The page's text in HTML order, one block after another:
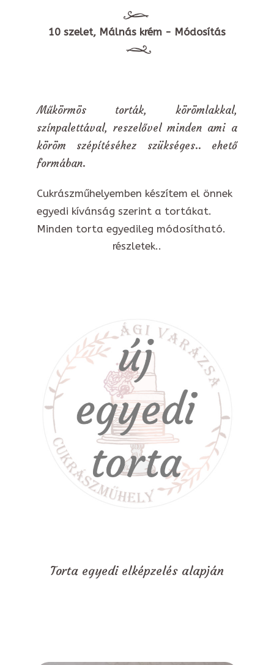
10 szelet, Málnás krém - Módosítás
Műkörmös torták, körömlakkal,
színpalettával, reszelővel minden ami a
köröm szépítéséhez szükséges.. ehető
formában.
Cukrászműhelyemben készítem el önnek
egyedi kívánság szerint a tortákat.
Minden torta egyedileg módosítható.
részletek..
Torta egyedi elképzelés alapján